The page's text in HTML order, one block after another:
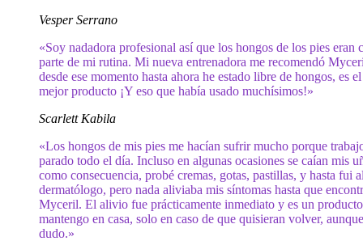
Vesper Serrano
«Soy nadadora profesional así que los hongos de los pies eran
parte de mi rutina. Mi nueva entrenadora me recomendó
desde ese momento hasta ahora he estado libre de hongos, es el
mejor producto ¡Y eso que había usado muchísimos!»
Scarlett Kabila
«Los hongos de mis pies me hacían sufrir mucho porque
parado todo el día. Incluso en algunas ocasiones se caían mis
como consecuencia, probé cremas, gotas, pastillas, y hasta fui
dermatólogo, pero nada aliviaba mis síntomas hasta que
Myceril. El alivio fue prácticamente inmediato y es un
mantengo en casa, solo en caso de que quisieran volver,
dudo.»